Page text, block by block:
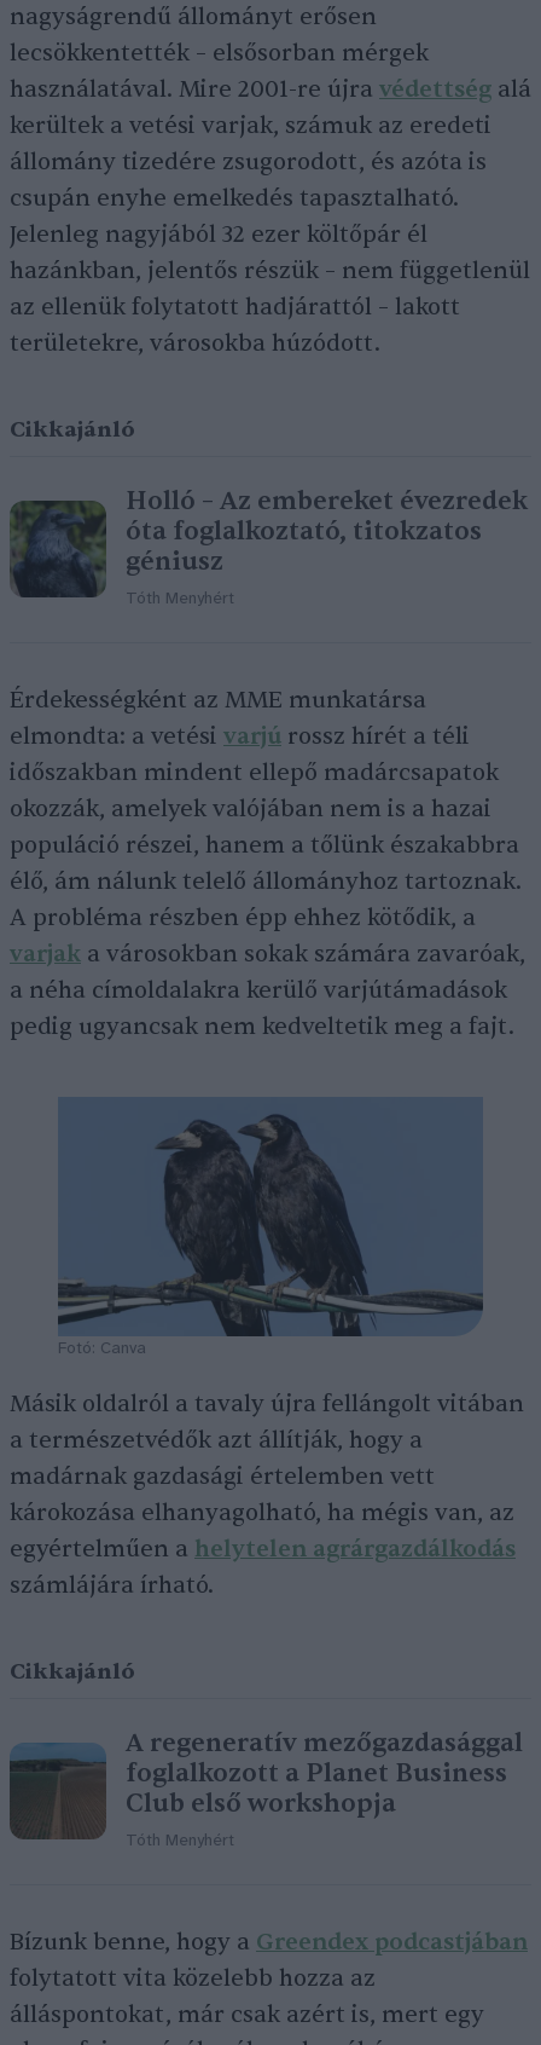
nagyságrendű állományt erősen
lecsökkentették – elsősorban mérgek
használatával. Mire 2001-re újra védettség alá
kerültek a vetési varjak, számuk az eredeti
állomány tizedére zsugorodott, és azóta is
csupán enyhe emelkedés tapasztalható.
Jelenleg nagyjából 32 ezer költőpár él
hazánkban, jelentős részük – nem függetlenül
az ellenük folytatott hadjárattól – lakott
területekre, városokba húzódott.
Cikkajánló
Holló – Az embereket évezredek
óta foglalkoztató, titokzatos
géniusz
Tóth Menyhért
Érdekességként az MME munkatársa
elmondta: a vetési varjú rossz hírét a téli
időszakban mindent ellepő madárcsapatok
okozzák, amelyek valójában nem is a hazai
populáció részei, hanem a tőlünk északabbra
élő, ám nálunk telelő állományhoz tartoznak.
A probléma részben épp ehhez kötődik, a
varjak a városokban sokak számára zavaróak,
a néha címoldalakra kerülő varjútámadások
pedig ugyancsak nem kedveltetik meg a fajt.
Fotó: Canva
Másik oldalról a tavaly újra fellángolt vitában
a természetvédők azt állítják, hogy a
madárnak gazdasági értelemben vett
károkozása elhanyagolható, ha mégis van, az
egyértelműen a helytelen agrárgazdálkodás
számlájára írható.
Cikkajánló
A regeneratív mezőgazdasággal
foglalkozott a Planet Business
Club első workshopja
Tóth Menyhért
Bízunk benne, hogy a Greendex podcastjában
folytatott vita közelebb hozza az
álláspontokat, már csak azért is, mert egy